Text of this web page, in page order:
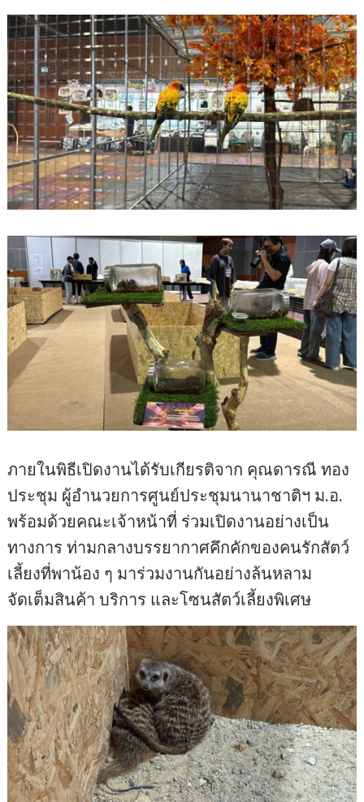
ภายในพิธีเปิดงานได้รับเกียรติจาก คุณดารณี ทอง
ประชุม ผู้อำนวยการศูนย์ประชุมนานาชาติฯ ม.อ.
พร้อมด้วยคณะเจ้าหน้าที่ ร่วมเปิดงานอย่างเป็น
ทางการ ท่ามกลางบรรยากาศคึกคักของคนรักสัตว์
เลี้ยงที่พาน้อง ๆ มาร่วมงานกันอย่างล้นหลาม
จัดเต็มสินค้า บริการ และโซนสัตว์เลี้ยงพิเศษ